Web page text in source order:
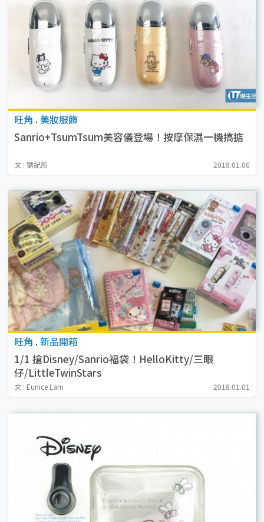
旺角 . 美妝服飾
Sanrio+TsumTsum美容儀登場！按摩保濕一機搞掂
文 : 劉紀彤 2018.01.06
旺角 . 新品開箱
1/1 搶Disney/Sanrio福袋！HelloKitty/三眼
仔/LittleTwinStars
文 : Eunice Lam 2018.01.01